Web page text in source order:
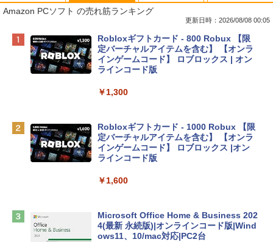
Apple 2026 MacBook Neo A18 Proチッ
プ搭載13インチノートブック：AIとAppl
e Intelligence、Liquid Retinaディスプ
レイ、8GBメモリ、512GB SSD、1080p
ィゴ + 3年延長 AppleCare+ for 13インチ
￥162,598
tomtoc 360°保護 15.6 16インチ パソコ
book Lenovo対応
Apple 2026 MacBook Air M5チップ搭載
Amazon PCソフト の売れ筋ランキング
更新日時：2026/08/08 00:05
Robloxギフトカード - 800 Robux 【限
定バーチャルアイテムを含む】 【オンラ
インゲームコード】 ロブロックス | オン
ラインコード版
￥1,300
Robloxギフトカード - 1000 Robux 【限
定バーチャルアイテムを含む】 【オンラ
インゲームコード】 ロブロックス |オン
ラインコード版
￥1,600
Microsoft Office Home & Business 202
4(最新 永続版)|オンラインコード版|Wind
ows11、10/mac対応|PC2台